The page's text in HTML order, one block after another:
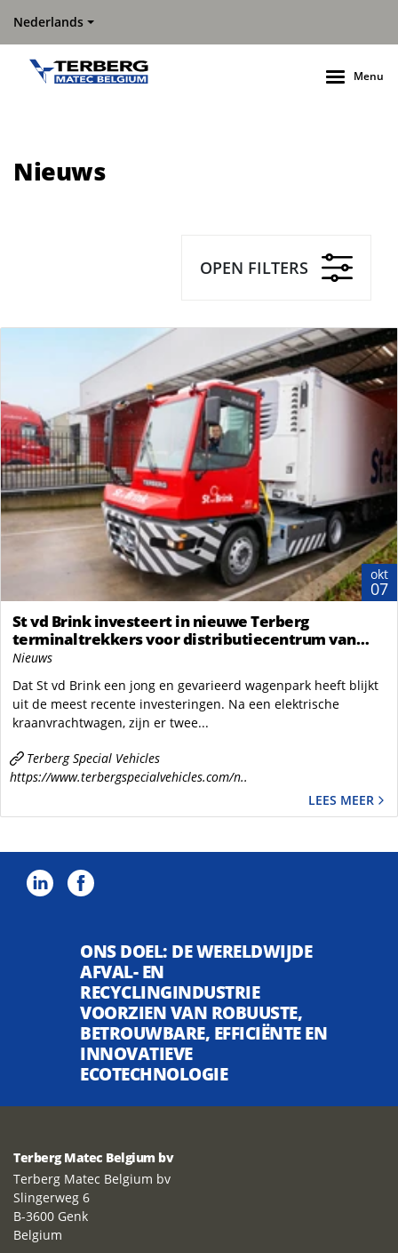
Nederlands
Menu
Nieuws
OPEN FILTERS
okt
07
St vd Brink investeert in nieuwe Terberg
terminaltrekkers voor distributiecentrum van
supermarktketen
Nieuws
Dat St vd Brink een jong en gevarieerd wagenpark heeft blijkt
uit de meest recente investeringen. Na een elektrische
kraanvrachtwagen, zijn er twee...
Terberg Special Vehicles
https://www.terbergspecialvehicles.com/n..
LEES MEER
ONS DOEL: DE WERELDWIJDE
AFVAL- EN
RECYCLINGINDUSTRIE
VOORZIEN VAN ROBUUSTE,
BETROUWBARE, EFFICIËNTE EN
INNOVATIEVE
ECOTECHNOLOGIE
Terberg Matec Belgium bv
Terberg Matec Belgium bv
Slingerweg 6
B-3600 Genk
Belgium